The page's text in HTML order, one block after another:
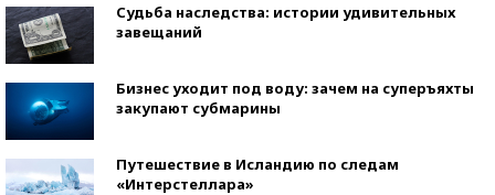
Судьба наследства: истории удивительных
завещаний
Бизнес уходит под воду: зачем на суперъяхты
закупают субмарины
Путешествие в Исландию по следам
«Интерстеллара»